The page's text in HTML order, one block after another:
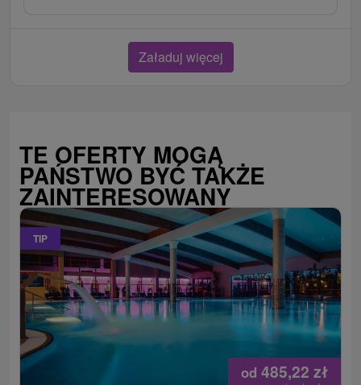
Załaduj więcej
TE OFERTY MOGĄ
PAŃSTWO BYĆ TAKŻE
ZAINTERESOWANY
TIP
od 485,22 zł